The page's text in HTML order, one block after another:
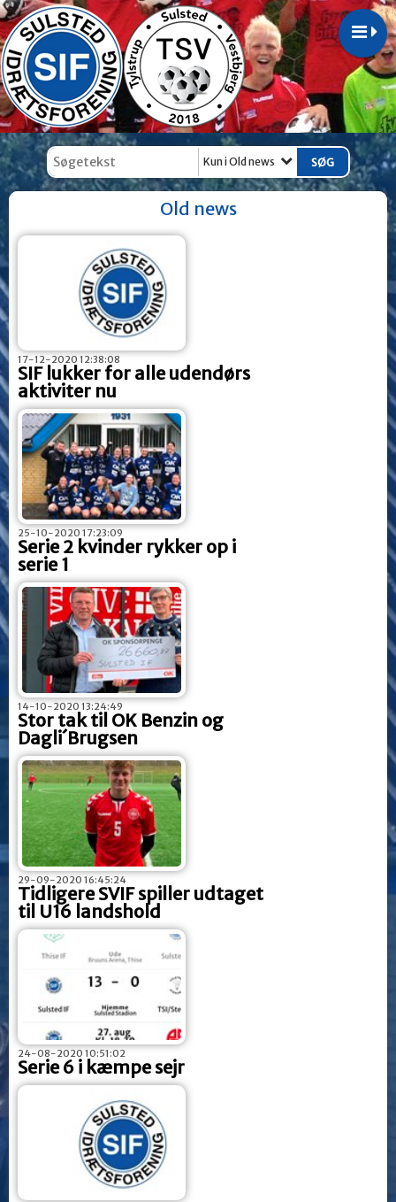
Kun i Old news
Old news
17-12-2020 12:38:08
SIF lukker for alle udendørs
aktiviter nu
25-10-2020 17:23:09
Serie 2 kvinder rykker op i
serie 1
14-10-2020 13:24:49
Stor tak til OK Benzin og
Dagli´Brugsen
29-09-2020 16:45:24
Tidligere SVIF spiller udtaget
til U16 landshold
24-08-2020 10:51:02
Serie 6 i kæmpe sejr